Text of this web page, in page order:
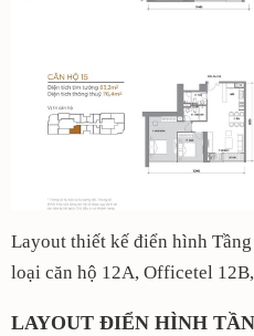
Layout thiết kế điển hình Tầng
loại căn hộ 12A, Officetel
LAYOUT ĐIỂN HÌNH